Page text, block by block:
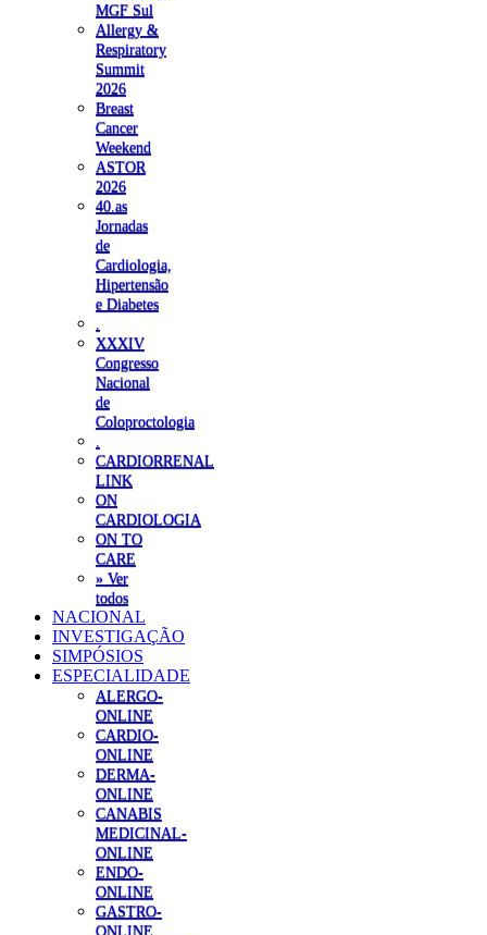
MGF Sul
Allergy &
Respiratory
Summit
2026
Breast
Cancer
Weekend
ASTOR
2026
40.as
Jornadas
de
Cardiologia,
Hipertensão
e Diabetes
XXXIV
Congresso
Nacional
de
Coloproctologia
CARDIORRENAL
LINK
ON
CARDIOLOGIA
ON TO
CARE
» Ver
todos
NACIONAL
INVESTIGAÇÃO
SIMPÓSIOS
ESPECIALIDADE
ALERGO-
ONLINE
CARDIO-
ONLINE
DERMA-
ONLINE
CANABIS
MEDICINAL-
ONLINE
ENDO-
ONLINE
GASTRO-
ONLINE